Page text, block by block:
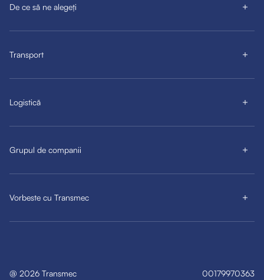
De ce să ne alegeți
Transport
Logistică
Grupul de companii
Vorbeste cu Transmec
@ 2026 Transmec 00179970363